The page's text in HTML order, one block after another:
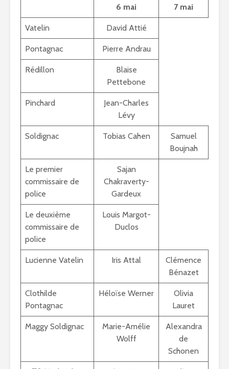
6 mai
7 mai
Vatelin David Attié
Pontagnac Pierre Andrau
Rédillon
Blaise
Pettebone
Pinchard
Jean-Charles
Lévy
Soldignac Tobias Cahen
Samuel
Boujnah
Le premier
commissaire de
police
Sajan
Chakraverty-
Gardeux
Le deuxième
commissaire de
police
Louis Margot-
Duclos
Lucienne Vatelin Iris Attal
Clémence
Bénazet
Clothilde
Pontagnac
Héloïse Werner
Olivia
Lauret
Maggy Soldignac
Marie-Amélie
Wolff
Alexandra
de
Schonen